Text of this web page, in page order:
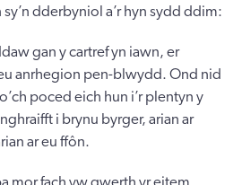
sy’n dderbyniol a’r hyn sydd ddim:
gan y cartref yn iawn, er
anrhegion pen-blwydd. Ond nid
poced eich hun i’r plentyn y
i brynu byrger, arian ar
ar eu ffôn.
mor fach yw gwerth yr eitem,